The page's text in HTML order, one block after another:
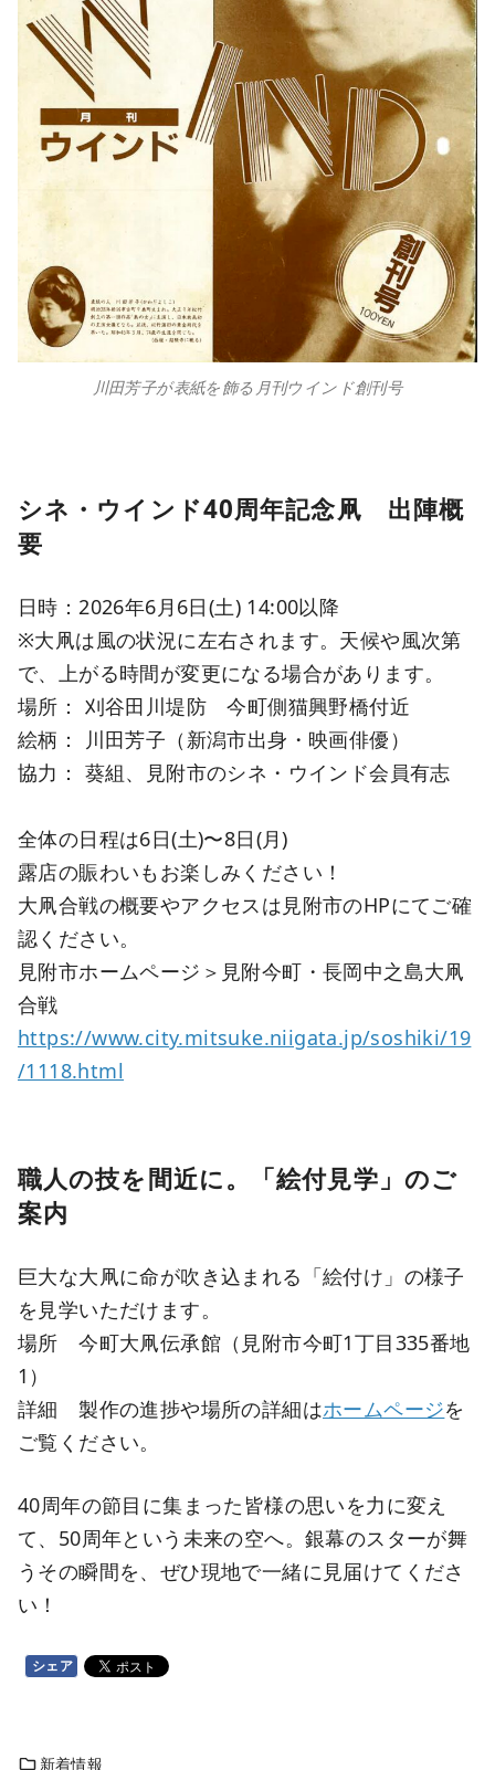
川田芳子が表紙を飾る月刊ウインド創刊号
シネ・ウインド40周年記念凧 出陣概
要
日時：2026年6月6日(土) 14:00以降
※大凧は風の状況に左右されます。天候や風次第
で、上がる時間が変更になる場合があります。
場所： 刈谷田川堤防 今町側猫興野橋付近
絵柄： 川田芳子（新潟市出身・映画俳優）
協力： 葵組、見附市のシネ・ウインド会員有志
全体の日程は6日(土)〜8日(月)
露店の賑わいもお楽しみください！
大凧合戦の概要やアクセスは見附市のHPにてご確
認ください。
見附市ホームページ＞見附今町・長岡中之島大凧
合戦
https://www.city.mitsuke.niigata.jp/soshiki/19
/1118.html
職人の技を間近に。「絵付見学」のご
案内
巨大な大凧に命が吹き込まれる「絵付け」の様子
を見学いただけます。
場所 今町大凧伝承館（見附市今町1丁目335番地
1）
詳細 製作の進捗や場所の詳細はホームページを
ご覧ください。
40周年の節目に集まった皆様の思いを力に変え
て、50周年という未来の空へ。銀幕のスターが舞
うその瞬間を、ぜひ現地で一緒に見届けてくださ
い！
シェア
新着情報